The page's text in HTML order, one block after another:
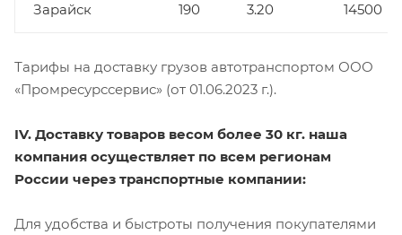
Зарайск 190 3.20 14500
Тарифы на доставку грузов автотранспортом ООО
«Промресурссервис» (от 01.06.2023 г.).
IV. Доставку товаров весом более 30 кг. наша
компания осуществляет по всем регионам
России через транспортные компании:
Для удобства и быстроты получения покупателями